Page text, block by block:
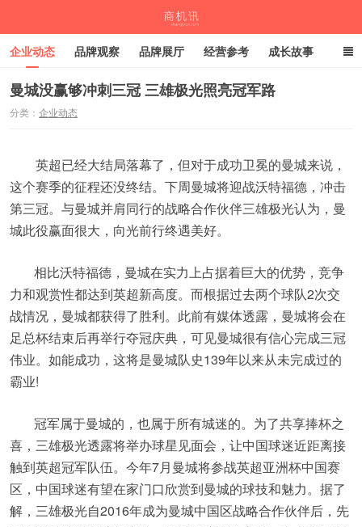
企业动态 品牌观察 品牌展厅 经营参考 成长故事
深度观察 伙伴计划
曼城没赢够冲刺三冠 三雄极光照亮冠军路
分类： 企业动态
英超已经大结局落幕了，但对于成功卫冕的曼城来说，
这个赛季的征程还没终结。下周曼城将迎战沃特福德，冲击
第三冠。与曼城并肩同行的战略合作伙伴三雄极光认为，曼
城此役赢面很大，向光前行终遇美好。
相比沃特福德，曼城在实力上占据着巨大的优势，竞争
力和观赏性都达到英超新高度。而根据过去两个球队2次交
战情况，曼城都获得了胜利。此前有媒体透露，曼城将会在
足总杯结束后再举行夺冠庆典，可见曼城很有信心完成三冠
伟业。如能成功，这将是曼城队史139年以来从未完成过的
霸业!
冠军属于曼城的，也属于所有城迷的。为了共享捧杯之
喜，三雄极光透露将举办球星见面会，让中国球迷近距离接
触到英超冠军队伍。今年7月曼城将参战英超亚洲杯中国赛
区，中国球迷有望在家门口欣赏到曼城的球技和魅力。据了
解，三雄极光自2016年成为曼城中国区战略合作伙伴后，先